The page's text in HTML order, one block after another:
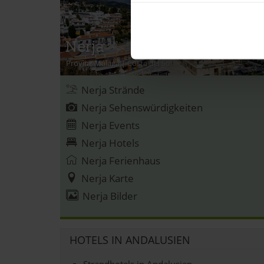
Erfahren Sie mehr darüber,
andalusien360.de
Einige von ihnen sind
auch nachträglich jederzeit
Nerja
Provinz Málaga|Costa del Sol
Nerja Strände
Nerja Sehenswürdigkeiten
Nerja Events
Nerja Hotels
Nerja Ferienhaus
Nerja Karte
Nerja Bilder
HOTELS IN ANDALUSIEN